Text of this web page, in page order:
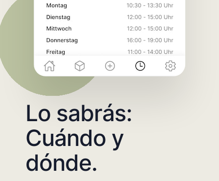
Lo sabrás:
Cuándo y
dónde.